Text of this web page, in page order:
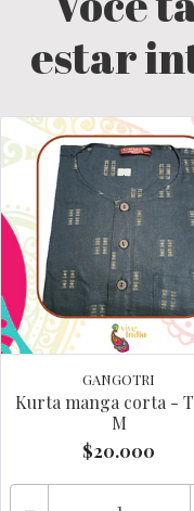
estar
GANGOTRI
Kurta manga corta -
M
$20.000